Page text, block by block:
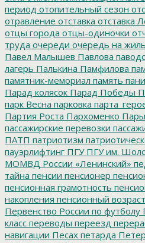
период отопительный сезон
отравление отставка отставка
отцы города отцы-одиночки
труда очереди очередь на
Павел Малышев Павлова
лагерь Палькина Памфилова
памятник-мемориал память
Парад колясок Парад Победы
парк Весна парковка
Партия Роста Пархоменко
пассажирские перевозки
ПАТП патриотизм
пауэрлифтинг ПГУПГУ им.
МОМВД России «Ленинский»
тайна пенсии пенсионер
пенсионная грамотность
накопления пенсионный возраст
Первенство России по футболу
класс переводы переезд
навигации Песах петарда